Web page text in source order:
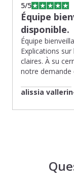
5/5
Équipe
disponible.
Équipe
Explications
claires. À su
notre demande
alissia